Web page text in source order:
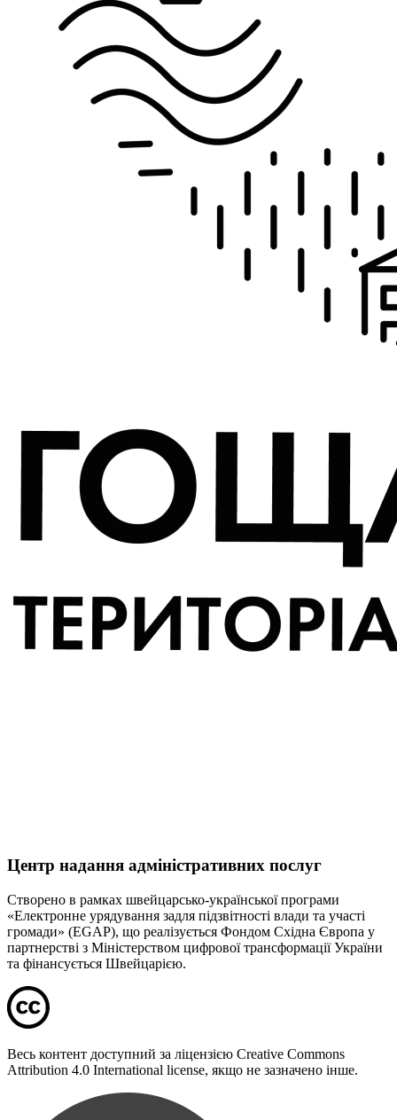
Центр надання адміністративних послуг
Створено в рамках швейцарсько-української програми
«Електронне урядування задля підзвітності влади та участі
громади» (EGAP), що реалізується Фондом Східна Європа у
партнерстві з Міністерством цифрової трансформації України
та фінансується Швейцарією.
Весь контент доступний за ліцензією Creative Commons
Attribution 4.0 International license, якщо не зазначено інше.